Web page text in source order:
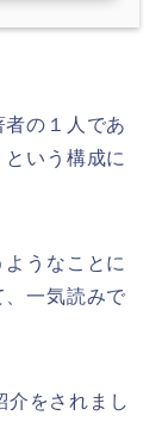
の１人であ
いう構成に
うなことに
一気読みで
介をされまし